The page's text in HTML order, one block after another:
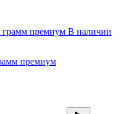
В наличии
премиум